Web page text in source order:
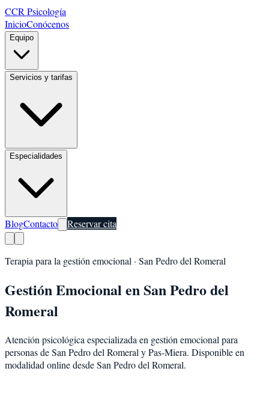
CCR Psicología
InicioConócenos
Equipo
Servicios y tarifas
Especialidades
BlogContacto Reservar cita
Terapia para la gestión emocional · San Pedro del Romeral
Gestión Emocional enSan Pedro del
Romeral
Atención psicológica especializada en gestión emocional para
personas deSan Pedro del Romeral yPas-Miera. Disponible en
modalidad online desde San Pedro del Romeral.